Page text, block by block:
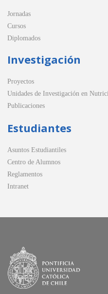
Jornadas
Cursos
Diplomados
Investigación
Proyectos
Unidades de Investigación en
Publicaciones
Estudiantes
Asuntos Estudiantiles
Centro de Alumnos
Reglamentos
Intranet